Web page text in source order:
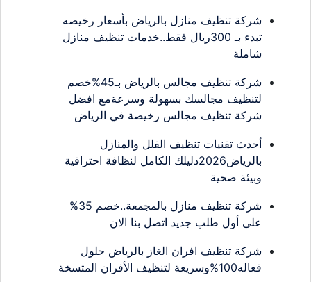
شركة تنظيف منازل بالرياض بأسعار رخيصه
تبدء بـ 300ريال فقط..خدمات تنظيف منازل
شاملة
شركة تنظيف مجالس بالرياض بـ45%خصم
لتنظيف مجالسك بسهولة وسرعةمع افضل
شركة تنظيف مجالس رخيصة في الرياض
أحدث تقنيات تنظيف الفلل والمنازل
بالرياض2026دليلك الكامل لنظافة احترافية
وبيئة صحية
شركة تنظيف منازل بالمجمعة..خصم 35%
على أول طلب جديد اتصل بنا الان
شركة تنظيف افران الغاز بالرياض حلول
فعاله100%وسريعة لتنظيف الأفران المتسخة